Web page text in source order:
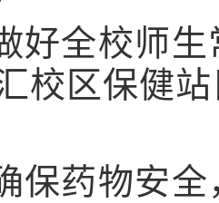
好全校师
校区保健
保药物安